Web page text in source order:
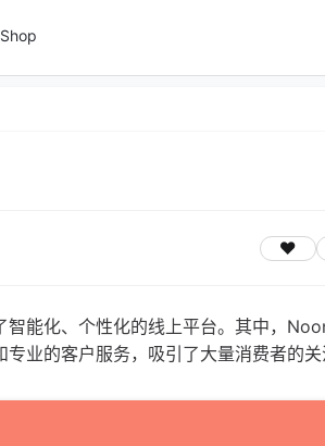
能化、个性化的线上平台。其中，
业的客户服务，吸引了大量消费者的